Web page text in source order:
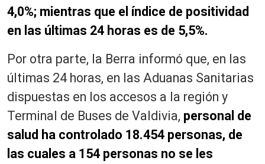
4,0%; mientras que el índice de positividad
en las últimas 24 horas es de 5,5%.
Por otra parte, la Berra informó que, en las
últimas 24 horas, en las Aduanas Sanitarias
dispuestas en los accesos a la región y
Terminal de Buses de Valdivia, personal de
salud ha controlado 18.454 personas, de
las cuales a 154 personas no se les